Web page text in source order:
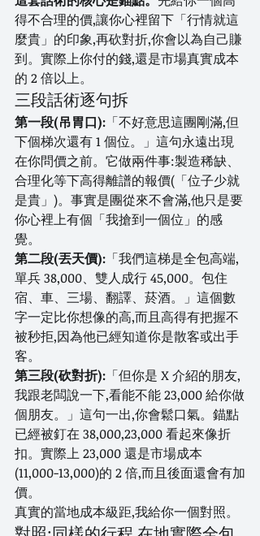
得不合理的價,讓你心裡留下「行情就這
麼貴」的印象,再砍對折,你會以為自己賺
到。實際上你付的錢,還是市場真實成本
的 2 倍以上。
三段話術逐句拆
第一段(吊胃口): 「不好意思這團剛滿,但
下個梯次還有 1 個位。」這句永遠出現
在你問價之前。它做兩件事:製造稀缺、
合理化等下高得離譜的報價(「位子少就
是貴」)。事實是團從來不會滿,他只是要
你心裡上有個「我搶到一個位」的感
覺。
第二段(丟天價): 「我們這梯是全包高端,
單兵 38,000、雙人成行 45,000。包住
宿、車、三場、翻譯、菸酒。」這個數
字一定比你想像的高,而且高得有把握不
被秒拒,因為他已經知道你是散客或出手
客。
第三段(砍對折): 「但你是 X 介紹的朋友,
我跟老闆說一下,看能不能 23,000 給你做
個朋友。」這句一出,你會鬆口氣。錨點
已經被釘在 38,000,23,000 看起來像折
扣。實際上 23,000 還是市場成本
(11,000-13,000)的 2 倍,而且後面還會有加
價。
真實的當地成本級距,我給你一個對照。